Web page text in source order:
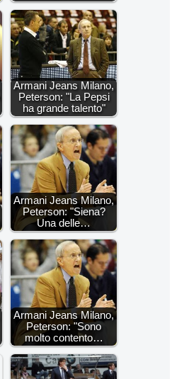
Armani Jeans Milano,
Peterson: "La Pepsi
ha grande talento"
Armani Jeans Milano,
Peterson: "Siena?
Una delle…
Armani Jeans Milano,
Peterson: "Sono
molto contento…